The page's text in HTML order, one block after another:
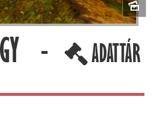
- ADATTÁR